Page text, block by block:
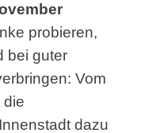
probieren,
bei guter
Vom
die
dazu